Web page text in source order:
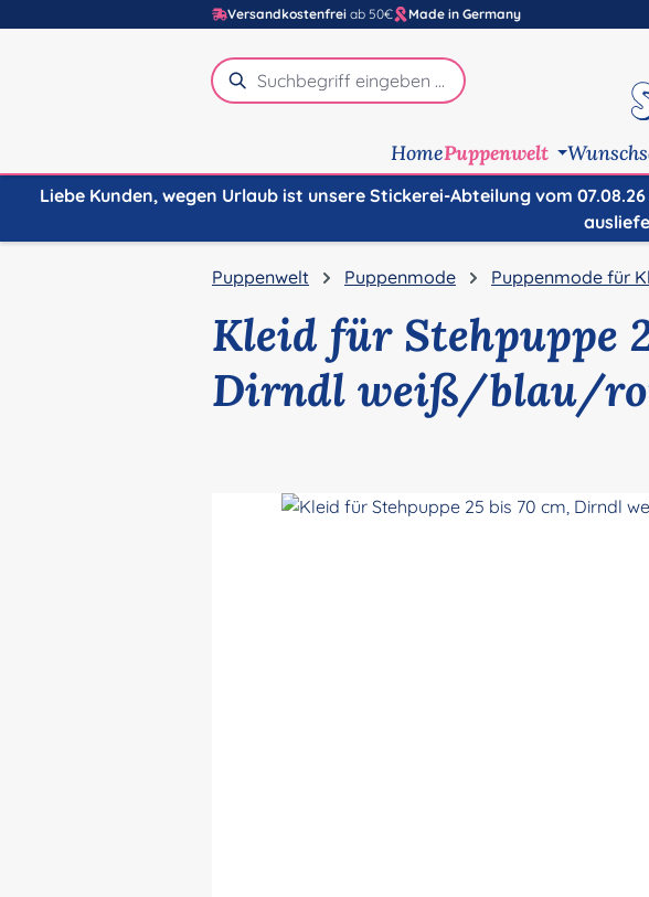
Hauptinhalt springen
Zur Suche springen
Zur Hauptnavigation springen
Versandkostenfrei ab 50€ Made in Germany
HomePuppenwelt
Liebe Kunden, wegen Urlaub ist unsere Stickerei-Abteilung vom
Puppenwelt Puppenmode Puppenmode für
Kleid für Stehpuppe
Dirndl weiß/blau/